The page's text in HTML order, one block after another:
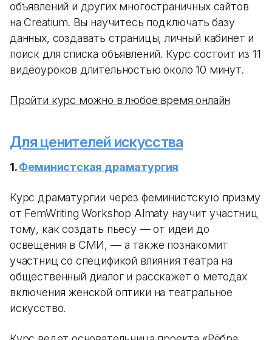
объявлений и других многостраничных сайтов
на Creatium. Вы научитесь подключать базу
данных, создавать страницы, личный кабинет и
поиск для списка объявлений. Курс состоит из 11
видеоуроков длительностью около 10 минут.
Пройти курс можно в любое время онлайн
Для ценителей искусства
1.Феминистская драматургия
Курс драматургии через феминистскую призму
от FemWriting Workshop Almaty научит участниц
тому, как создать пьесу — от идеи до
освещения в СМИ, — а также познакомит
участниц со спецификой влияния театра на
общественный диалог и расскажет о методах
включения женской оптики на театральное
искусство.